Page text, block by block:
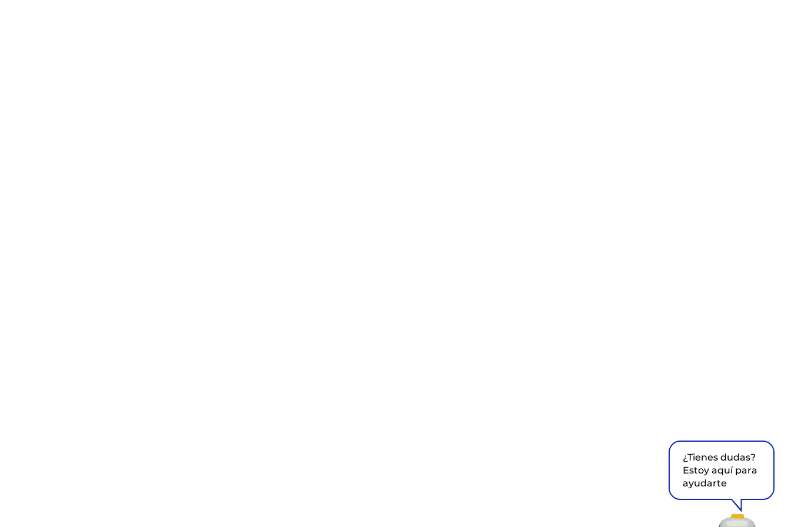
¿Tienes dudas?
Estoy aquí para
ayudarte